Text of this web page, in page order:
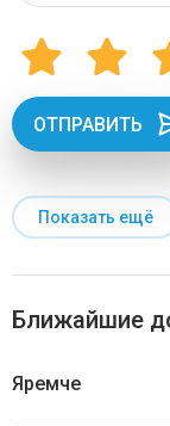
ОТПРАВИТЬ
Показать ещё
Ближайшие
Яремче